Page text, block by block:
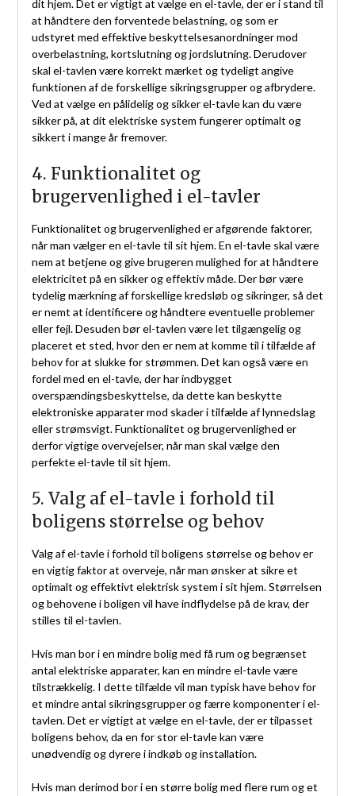
dit hjem. Det er vigtigt at vælge en el-tavle, der er i stand til
at håndtere den forventede belastning, og som er
udstyret med effektive beskyttelsesanordninger mod
overbelastning, kortslutning og jordslutning. Derudover
skal el-tavlen være korrekt mærket og tydeligt angive
funktionen af de forskellige sikringsgrupper og afbrydere.
Ved at vælge en pålidelig og sikker el-tavle kan du være
sikker på, at dit elektriske system fungerer optimalt og
sikkert i mange år fremover.
4. Funktionalitet og
brugervenlighed i el-tavler
Funktionalitet og brugervenlighed er afgørende faktorer,
når man vælger en el-tavle til sit hjem. En el-tavle skal være
nem at betjene og give brugeren mulighed for at håndtere
elektricitet på en sikker og effektiv måde. Der bør være
tydelig mærkning af forskellige kredsløb og sikringer, så det
er nemt at identificere og håndtere eventuelle problemer
eller fejl. Desuden bør el-tavlen være let tilgængelig og
placeret et sted, hvor den er nem at komme til i tilfælde af
behov for at slukke for strømmen. Det kan også være en
fordel med en el-tavle, der har indbygget
overspændingsbeskyttelse, da dette kan beskytte
elektroniske apparater mod skader i tilfælde af lynnedslag
eller strømsvigt. Funktionalitet og brugervenlighed er
derfor vigtige overvejelser, når man skal vælge den
perfekte el-tavle til sit hjem.
5. Valg af el-tavle i forhold til
boligens størrelse og behov
Valg af el-tavle i forhold til boligens størrelse og behov er
en vigtig faktor at overveje, når man ønsker at sikre et
optimalt og effektivt elektrisk system i sit hjem. Størrelsen
og behovene i boligen vil have indflydelse på de krav, der
stilles til el-tavlen.
Hvis man bor i en mindre bolig med få rum og begrænset
antal elektriske apparater, kan en mindre el-tavle være
tilstrækkelig. I dette tilfælde vil man typisk have behov for
et mindre antal sikringsgrupper og færre komponenter i el-
tavlen. Det er vigtigt at vælge en el-tavle, der er tilpasset
boligens behov, da en for stor el-tavle kan være
unødvendig og dyrere i indkøb og installation.
Hvis man derimod bor i en større bolig med flere rum og et